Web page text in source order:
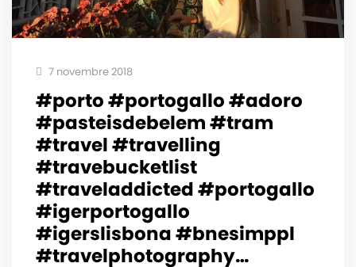
7 novembre 2018
#porto #portogallo #adoro
#pasteisdebelem #tram
#travel #travelling
#travebucketlist
#traveladdicted #portogallo
#igerportogallo
#igerslisbona #bnesimppl
#travelphotography…